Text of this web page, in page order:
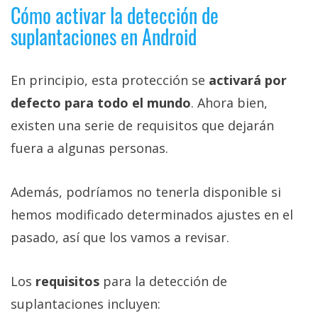
Cómo activar la detección de
suplantaciones en Android
En principio, esta protección se activará por
defecto para todo el mundo. Ahora bien,
existen una serie de requisitos que dejarán
fuera a algunas personas.
Además, podríamos no tenerla disponible si
hemos modificado determinados ajustes en el
pasado, así que los vamos a revisar.
Los requisitos para la detección de
suplantaciones incluyen: